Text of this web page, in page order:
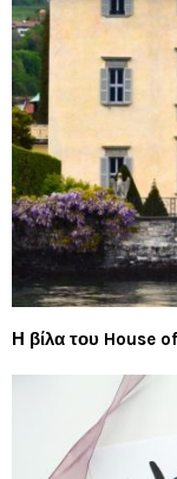
Η βίλα του House